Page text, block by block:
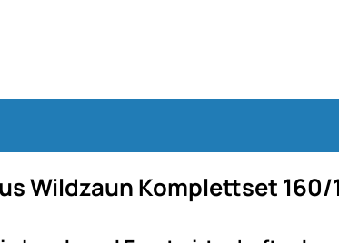
Wildzaun Komplettset 160/